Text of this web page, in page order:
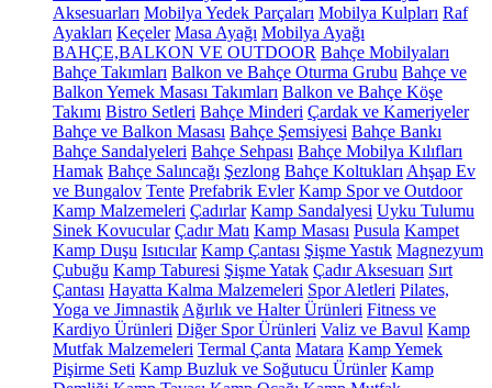
Aksesuarları Mobilya Yedek Parçaları Mobilya Kulpları Raf
Ayakları Keçeler Masa Ayağı Mobilya Ayağı
BAHÇE,BALKON VE OUTDOOR Bahçe Mobilyaları
Bahçe Takımları Balkon ve Bahçe Oturma Grubu Bahçe ve
Balkon Yemek Masası Takımları Balkon ve Bahçe Köşe
Takımı Bistro Setleri Bahçe Minderi Çardak ve Kameriyeler
Bahçe ve Balkon Masası Bahçe Şemsiyesi Bahçe Bankı
Bahçe Sandalyeleri Bahçe Sehpası Bahçe Mobilya Kılıfları
Hamak Bahçe Salıncağı Şezlong Bahçe Koltukları Ahşap Ev
ve Bungalov Tente Prefabrik Evler Kamp Spor ve Outdoor
Kamp Malzemeleri Çadırlar Kamp Sandalyesi Uyku Tulumu
Sinek Kovucular Çadır Matı Kamp Masası Pusula Kampet
Kamp Duşu Isıtıcılar Kamp Çantası Şişme Yastık Magnezyum
Çubuğu Kamp Taburesi Şişme Yatak Çadır Aksesuarı Sırt
Çantası Hayatta Kalma Malzemeleri Spor Aletleri Pilates,
Yoga ve Jimnastik Ağırlık ve Halter Ürünleri Fitness ve
Kardiyo Ürünleri Diğer Spor Ürünleri Valiz ve Bavul Kamp
Mutfak Malzemeleri Termal Çanta Matara Kamp Yemek
Pişirme Seti Kamp Buzluk ve Soğutucu Ürünler Kamp